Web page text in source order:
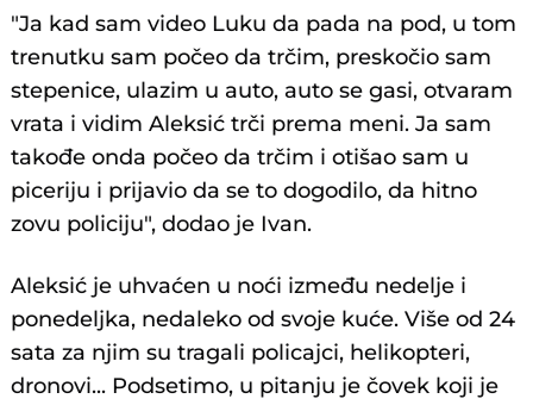
"Ja kad sam video Luku da pada na pod, u tom
trenutku sam počeo da trčim, preskočio sam
stepenice, ulazim u auto, auto se gasi, otvaram
vrata i vidim Aleksić trči prema meni. Ja sam
takođe onda počeo da trčim i otišao sam u
piceriju i prijavio da se to dogodilo, da hitno
zovu policiju", dodao je Ivan.
Aleksić je uhvaćen u noći između nedelje i
ponedeljka, nedaleko od svoje kuće. Više od 24
sata za njim su tragali policajci, helikopteri,
dronovi... Podsetimo, u pitanju je čovek koji je